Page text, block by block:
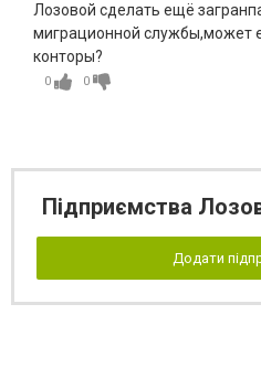
Лозовой сделать ещё
миграционной службы,может
конторы?
0 0
Підприємства
Додати